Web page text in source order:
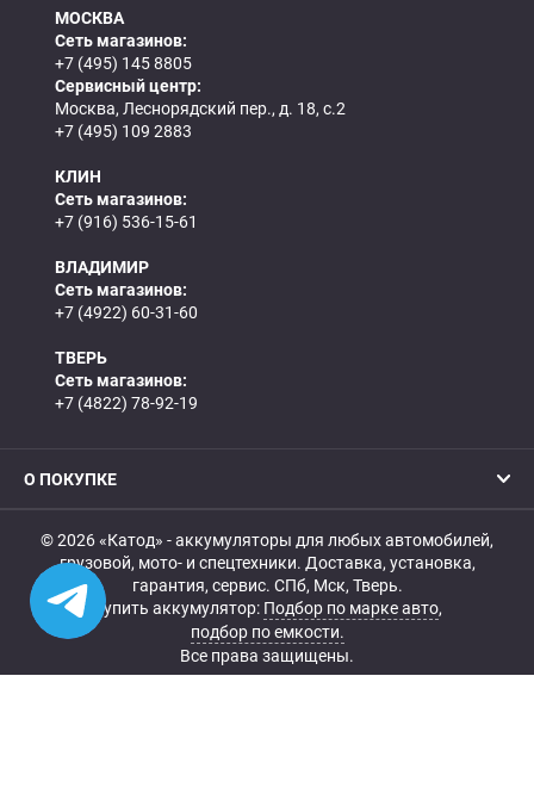
МОСКВА
Сеть магазинов:
+7 (495) 145 8805
Сервисный центр:
Москва, Леснорядский пер., д. 18, с.2
+7 (495) 109 2883
КЛИН
Сеть магазинов:
+7 (916) 536-15-61
ВЛАДИМИР
Сеть магазинов:
+7 (4922) 60-31-60
ТВЕРЬ
Сеть магазинов:
+7 (4822) 78-92-19
О ПОКУПКЕ
© 2026 «Катод» - аккумуляторы для любых автомобилей,
грузовой, мото- и спецтехники. Доставка, установка,
гарантия, сервис. СПб, Мск, Тверь.
Купить аккумулятор: Подбор по марке авто,
подбор по емкости.
Все права защищены.